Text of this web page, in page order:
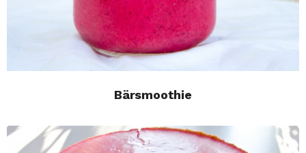
Bärsmoothie